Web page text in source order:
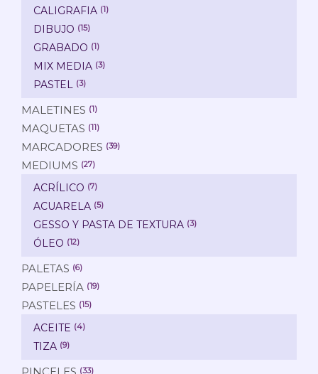
CALIGRAFIA (1)
DIBUJO (15)
GRABADO (1)
MIX MEDIA (3)
PASTEL (3)
MALETINES (1)
MAQUETAS (11)
MARCADORES (39)
MEDIUMS (27)
ACRÍLICO (7)
ACUARELA (5)
GESSO Y PASTA DE TEXTURA (3)
ÓLEO (12)
PALETAS (6)
PAPELERÍA (19)
PASTELES (15)
ACEITE (4)
TIZA (9)
(33)